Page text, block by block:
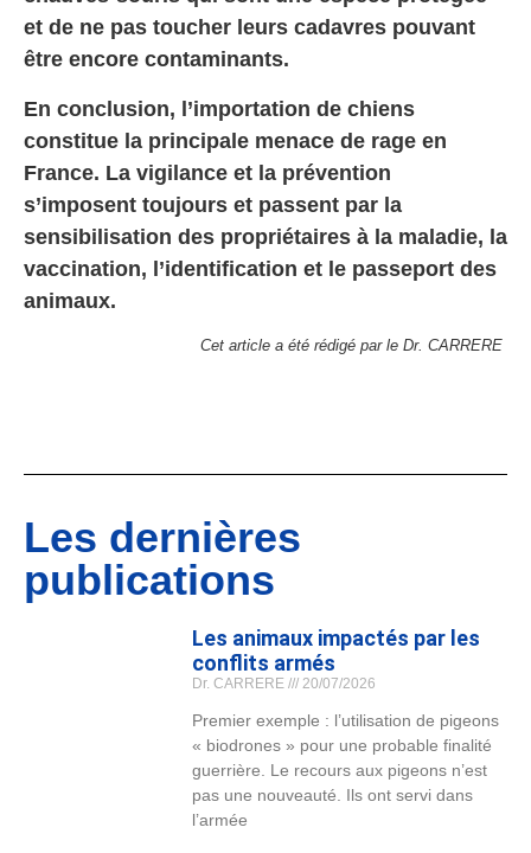
et de ne pas toucher leurs cadavres pouvant
être encore contaminants.
En conclusion, l’importation de chiens
constitue la principale menace de rage en
France. La vigilance et la prévention
s’imposent toujours et passent par la
sensibilisation des propriétaires à la maladie, la
vaccination, l’identification et le passeport des
animaux.
Cet article a été rédigé par le Dr. CARRERE
Les dernières
publications
Les animaux impactés par les
conflits armés
Dr. CARRERE 20/07/2026
Premier exemple : l’utilisation de pigeons
« biodrones » pour une probable finalité
guerrière. Le recours aux pigeons n’est
pas une nouveauté. Ils ont servi dans
l’armée